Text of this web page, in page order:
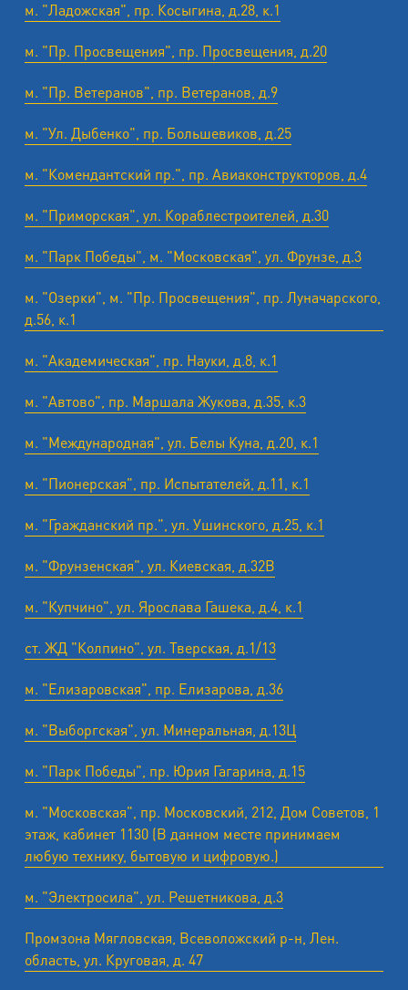
м. "Ладожская", пр. Косыгина, д.28, к.1
м. "Пр. Просвещения", пр. Просвещения, д.20
м. "Пр. Ветеранов", пр. Ветеранов, д.9
м. "Ул. Дыбенко", пр. Большевиков, д.25
м. "Комендантский пр.", пр. Авиаконструкторов, д.4
м. "Приморская", ул. Кораблестроителей, д.30
м. "Парк Победы", м. "Московская", ул. Фрунзе, д.3
м. "Озерки", м. "Пр. Просвещения", пр. Луначарского,
д.56, к.1
м. "Академическая", пр. Науки, д.8, к.1
м. "Автово", пр. Маршала Жукова, д.35, к.3
м. "Международная", ул. Белы Куна, д.20, к.1
м. "Пионерская", пр. Испытателей, д.11, к.1
м. "Гражданский пр.", ул. Ушинского, д.25, к.1
м. "Фрунзенская", ул. Киевская, д.32В
м. "Купчино", ул. Ярослава Гашека, д.4, к.1
ст. ЖД "Колпино", ул. Тверская, д.1/13
м. "Елизаровская", пр. Елизарова, д.36
м. "Выборгская", ул. Минеральная, д.13Ц
м. "Парк Победы", пр. Юрия Гагарина, д.15
м. "Московская", пр. Московский, 212, Дом Советов, 1
этаж, кабинет 1130 (В данном месте принимаем
любую технику, бытовую и цифровую.)
м. "Электросила", ул. Решетникова, д.3
Промзона Мягловская, Всеволожский р-н, Лен.
область, ул. ​Круговая, д. 47